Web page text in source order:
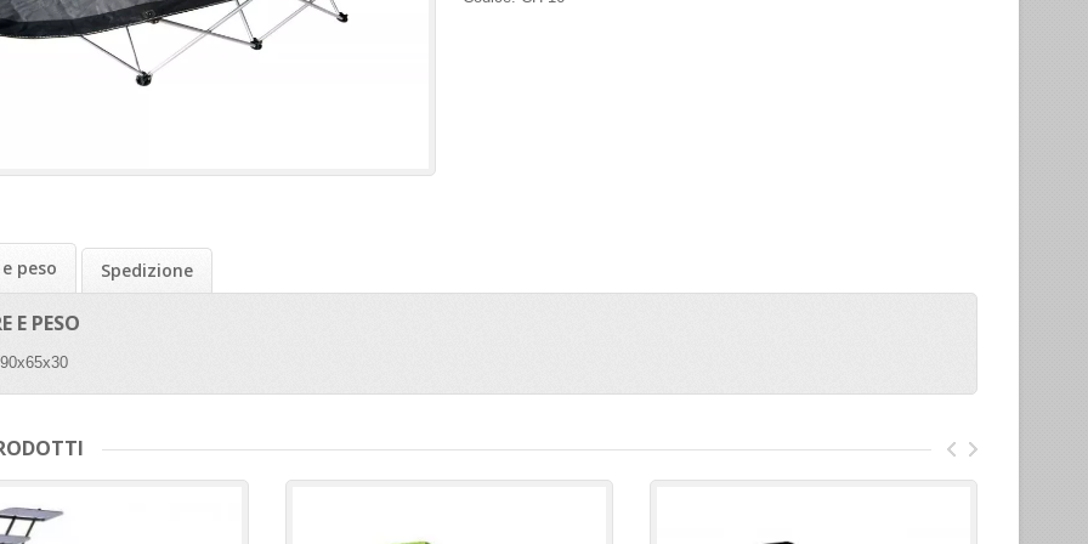
peso Spedizione
E PESO